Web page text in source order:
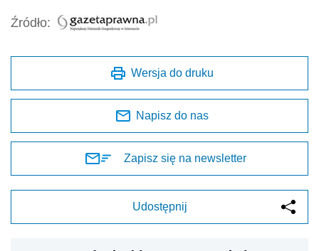
Źródło:
Wersja do druku
Napisz do nas
Zapisz się na newsletter
Udostępnij